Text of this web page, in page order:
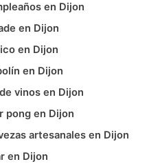
en Dijon
en Dijon
en Dijon
en Dijon
vinos en Dijon
pong en Dijon
artesanales en Dijon
en Dijon